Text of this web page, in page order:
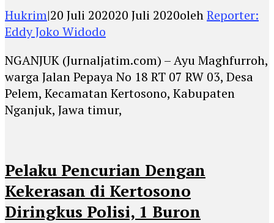
Hukrim|20 Juli 202020 Juli 2020olehReporter:
Eddy Joko Widodo
NGANJUK (Jurnaljatim.com) – Ayu Maghfurroh,
warga Jalan Pepaya No 18 RT 07 RW 03, Desa
Pelem, Kecamatan Kertosono, Kabupaten
Nganjuk, Jawa timur,
Pelaku Pencurian Dengan
Kekerasan di Kertosono
Diringkus Polisi, 1 Buron